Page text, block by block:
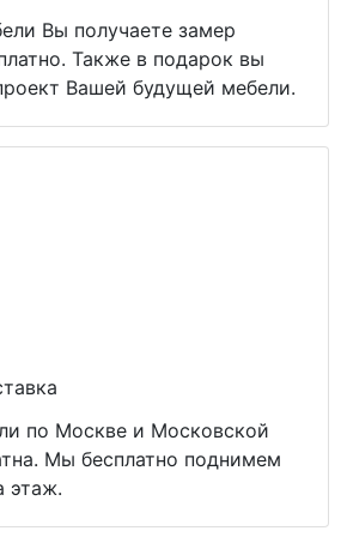
Вы получаете замер
Также в подарок вы
Вашей будущей мебели.
по Москве и Московской
Мы бесплатно поднимем
этаж.